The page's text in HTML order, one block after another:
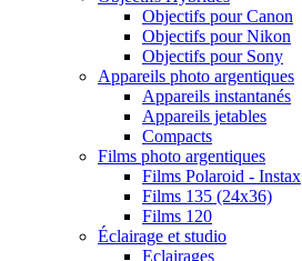
Objectifs pour Canon
Objectifs pour Nikon
Objectifs pour Sony
Appareils photo argentiques
Appareils instantanés
Appareils jetables
Compacts
Films photo argentiques
Films Polaroid - Instax
Films 135 (24x36)
Films 120
Éclairage et studio
Eclairages